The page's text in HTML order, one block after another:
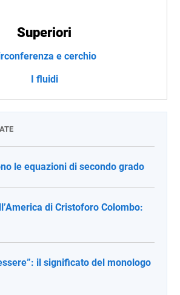
Superiori
e cerchio
I fluidi
le equazioni di secondo grado
di Cristoforo Colombo:
il significato del monologo